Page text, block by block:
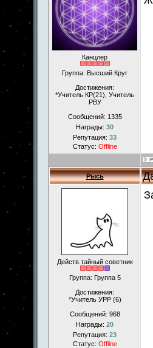
Канцлер
Группа: Высший Круг
Достижения:
*Учитель КР(21), Учитель
РВУ
Сообщений: 1335
Награды: 30
Репутация: 33
Статус: Offline
Рысь
Действ.тайный советник
Группа: Группа 5
Достижения:
*Учитель УРР (6)
Сообщений: 968
Награды: 20
Репутация: 23
Статус: Offline